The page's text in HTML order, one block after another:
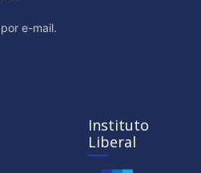
e-mail.
Instituto
Liberal